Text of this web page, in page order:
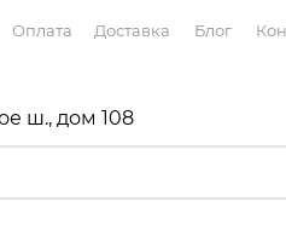
Оплата Доставка Блог
ш., дом 108